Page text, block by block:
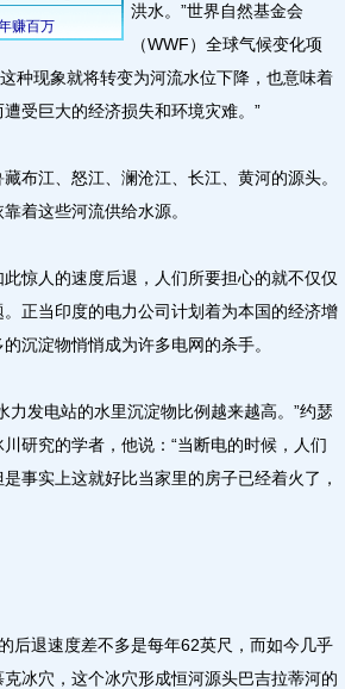
洪水。”世界自然基金会
（WWF）全球气候变化项
种现象就将转变为河流水位下降，也意味着
受巨大的经济损失和环境灾难。”
江、怒江、澜沧江、长江、黄河的源头。
着这些河流供给水源。
人的速度后退，人们所要担心的就不仅仅
正当印度的电力公司计划着为本国的经济增
沉淀物悄悄成为许多电网的杀手。
发电站的水里沉淀物比例越来越高。”约瑟
研究的学者，他说：“当断电的时候，人们
事实上这就好比当家里的房子已经着火了，
退速度差不多是每年62英尺，而如今几乎
冰穴，这个冰穴形成恒河源头巴吉拉蒂河的